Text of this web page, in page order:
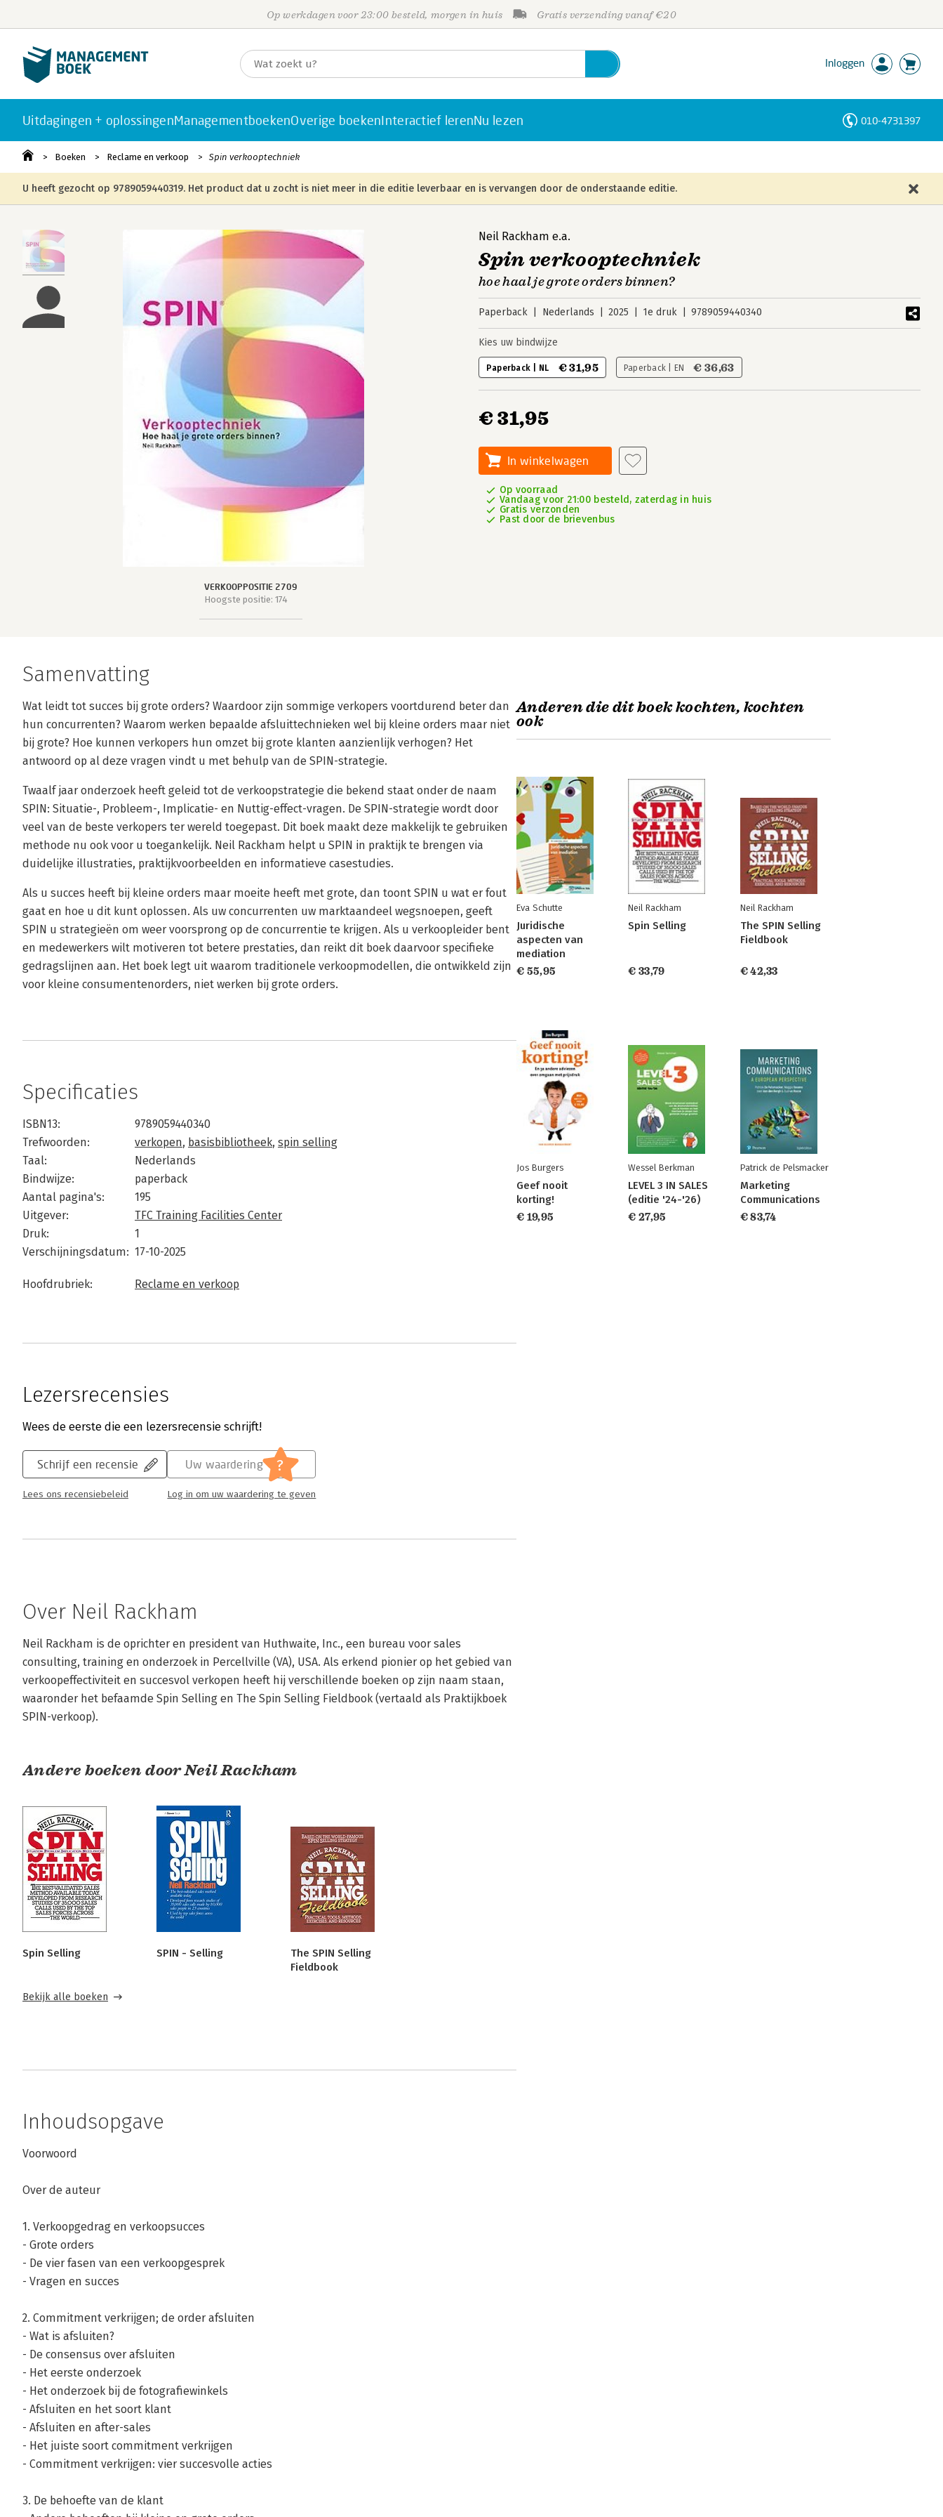
Op werkdagen voor 23:00 besteld, morgen in huis Gratis verzending vanaf €20
Inloggen
Uitdagingen + oplossingenManagementboekenOverige boekenInteractief lerenNu lezen 010-4731397
Boeken Reclame en verkoop Spin verkooptechniek
U heeft gezocht op 9789059440319. Het product dat u zocht is niet meer in die editie leverbaar en is vervangen door de onderstaande editie.
VERKOOPPOSITIE 2709
Hoogste positie: 174
Neil Rackham e.a.
Spin verkooptechniek
hoe haal je grote orders binnen?
Paperback Nederlands 2025 1e druk 9789059440340
Kies uw bindwijze
Paperback | NL € 31,95 Paperback | EN € 36,63
€ 31,95
In winkelwagen
Op voorraad
Vandaag voor 21:00 besteld, zaterdag in huis
Gratis verzonden
Past door de brievenbus
Samenvatting
Wat leidt tot succes bij grote orders? Waardoor zijn sommige verkopers voortdurend beter dan
hun concurrenten? Waarom werken bepaalde afsluittechnieken wel bij kleine orders maar niet
bij grote? Hoe kunnen verkopers hun omzet bij grote klanten aanzienlijk verhogen? Het
antwoord op al deze vragen vindt u met behulp van de SPIN-strategie.
Twaalf jaar onderzoek heeft geleid tot de verkoopstrategie die bekend staat onder de naam
SPIN: Situatie-, Probleem-, Implicatie- en Nuttig-effect-vragen. De SPIN-strategie wordt door
veel van de beste verkopers ter wereld toegepast. Dit boek maakt deze makkelijk te gebruiken
methode nu ook voor u toegankelijk. Neil Rackham helpt u SPIN in praktijk te brengen via
duidelijke illustraties, praktijkvoorbeelden en informatieve casestudies.
Als u succes heeft bij kleine orders maar moeite heeft met grote, dan toont SPIN u wat er fout
gaat en hoe u dit kunt oplossen. Als uw concurrenten uw marktaandeel wegsnoepen, geeft
SPIN u strategieën om weer voorsprong op de concurrentie te krijgen. Als u verkoopleider bent
en medewerkers wilt motiveren tot betere prestaties, dan reikt dit boek daarvoor specifieke
gedragslijnen aan. Het boek legt uit waarom traditionele verkoopmodellen, die ontwikkeld zijn
voor kleine consumentenorders, niet werken bij grote orders.
Specificaties
ISBN13:
9789059440340
Trefwoorden:
verkopen, basisbibliotheek, spin selling
Taal:
Nederlands
Bindwijze:
paperback
Aantal pagina's:
195
Uitgever:
TFC Training Facilities Center
Druk:
1
Verschijningsdatum: 17-10-2025
Hoofdrubriek: Reclame en verkoop
Lezersrecensies
Wees de eerste die een lezersrecensie schrijft!
Schrijf een recensie
Lees ons recensiebeleid
Uw waardering ?
Log in om uw waardering te geven
Over Neil Rackham
Neil Rackham is de oprichter en president van Huthwaite, Inc., een bureau voor sales
consulting, training en onderzoek in Percellville (VA), USA. Als erkend pionier op het gebied van
verkoopeffectiviteit en succesvol verkopen heeft hij verschillende boeken op zijn naam staan,
waaronder het befaamde Spin Selling en The Spin Selling Fieldbook (vertaald als Praktijkboek
SPIN-verkoop).
Andere boeken door Neil Rackham
Spin Selling SPIN - Selling
The SPIN Selling
Fieldbook
Bekijk alle boeken
Inhoudsopgave
Voorwoord
Over de auteur
1. Verkoopgedrag en verkoopsucces
- Grote orders
- De vier fasen van een verkoopgesprek
- Vragen en succes
2. Commitment verkrijgen; de order afsluiten
- Wat is afsluiten?
- De consensus over afsluiten
- Het eerste onderzoek
- Het onderzoek bij de fotografiewinkels
- Afsluiten en het soort klant
- Afsluiten en after-sales
- Het juiste soort commitment verkrijgen
- Commitment verkrijgen: vier succesvolle acties
3. De behoefte van de klant
Anderen die dit boek kochten, kochten
ook
Eva Schutte
Juridische
aspecten van
mediation
€ 55,95
Neil Rackham
Spin Selling
€ 33,79
Neil Rackham
The SPIN Selling
Fieldbook
€ 42,33
Jos Burgers
Geef nooit
korting!
€ 19,95
Wessel Berkman
LEVEL 3 IN SALES
(editie '24-'26)
€ 27,95
Patrick de Pelsmacker
Marketing
Communications
€ 83,74
Personen
Trefwoorden